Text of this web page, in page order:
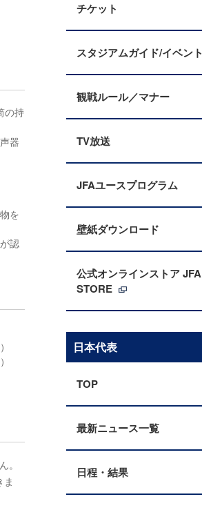
の持
器
を
認
。
チケット
スタジアムガイド/イベント
観戦ルール／マナー
TV放送
JFAユースプログラム
壁紙ダウンロード
公式オンラインストア JFA
STORE
日本代表
TOP
最新ニュース一覧
日程・結果